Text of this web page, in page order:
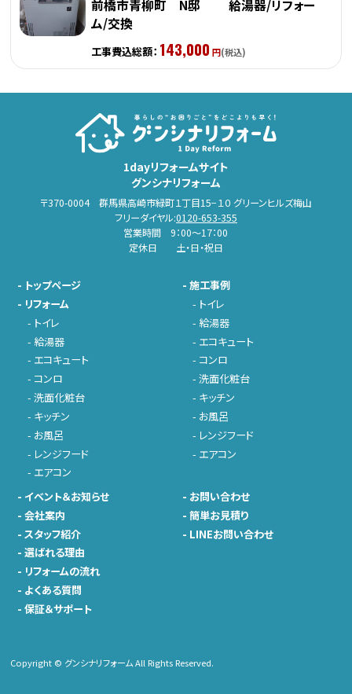
前橋市青柳町 N邸 給湯器/リフォー
ム/交換
工事費込総額： 143,000 円(税込)
1dayリフォームサイト
グンシナリフォーム
〒370-0004 群馬県高崎市緑町１丁目15−１０ グリーンヒルズ梅山
フリーダイヤル:0120-653-355
営業時間 9：00～17：00
定休日 土・日・祝日
- トップページ
- リフォーム
- トイレ
- 給湯器
- エコキュート
- コンロ
- 洗面化粧台
- キッチン
- お風呂
- レンジフード
- エアコン
-施工事例
- トイレ
- 給湯器
- エコキュート
- コンロ
-洗面化粧台
- キッチン
- お風呂
- レンジフード
- エアコン
- イベント＆お知らせ
- 会社案内
- スタッフ紹介
- 選ばれる理由
- リフォームの流れ
- よくある質問
- 保証＆サポート
- お問い合わせ
-簡単お見積り
- LINEお問い合わせ
Copyright © グンシナリフォーム All Rights Reserved.